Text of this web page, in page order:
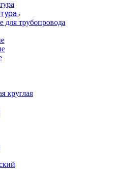
для трубопровода
круглая